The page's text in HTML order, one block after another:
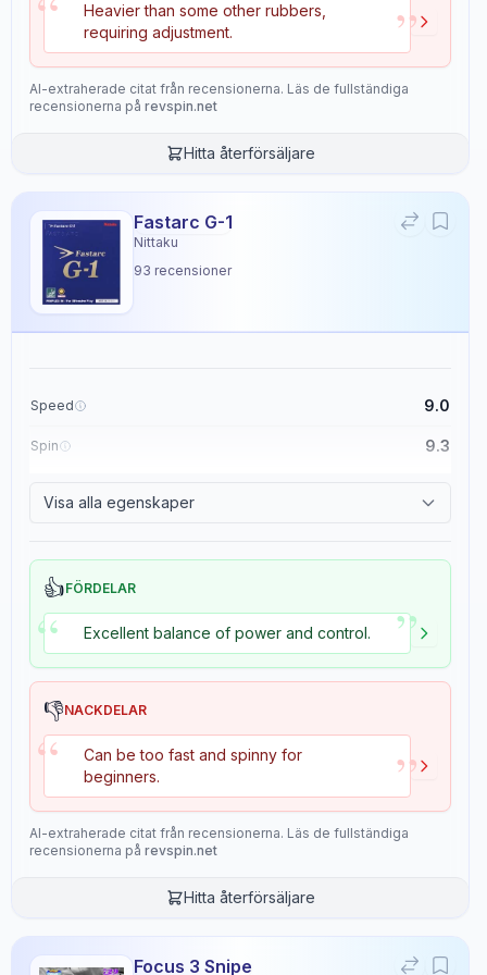
Heavier than some other rubbers,
requiring adjustment.
”
AI-extraherade citat från recensionerna. Läs de fullständiga
recensionerna på revspin.net
Hitta återförsäljare
Fastarc G-1
Nittaku
93 recensioner
Speed 9.0
Spin 9.3
Visa alla egenskaper
👍FÖRDELAR
“ Excellent balance of power and control. ”
👎NACKDELAR
“
Can be too fast and spinny for
beginners.
”
AI-extraherade citat från recensionerna. Läs de fullständiga
recensionerna på revspin.net
Hitta återförsäljare
Focus 3 Snipe
9.3 9.4
2.1
Weight
5.5
9.2
Recensionsdata
Sentiment
8
Confidence:90%
Spelarnivå
8/10
Confidence: 80%
Confidence: 70%